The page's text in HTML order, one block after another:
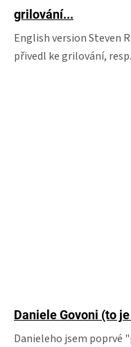
grilování...
English version Steven
přivedl ke grilování,
Daniele Govoni (to
Danieleho jsem poprvé